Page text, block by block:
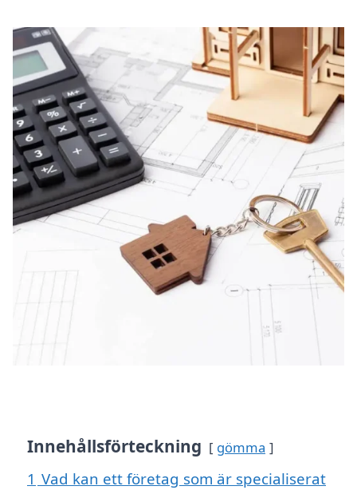
Innehållsförteckning gömma
1 Vad kan ett företag som är specialiserat